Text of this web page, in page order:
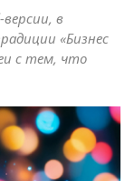
в
«Бизнес
с тем, что